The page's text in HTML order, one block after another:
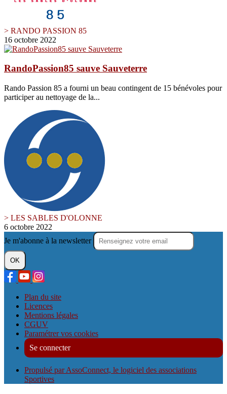
> RANDO PASSION 85
16 octobre 2022
RandoPassion85 sauve Sauveterre
Rando Passion 85 a fourni un beau contingent de 15 bénévoles pour
participer au nettoyage de la...
> LES SABLES D'OLONNE
6 octobre 2022
Je m'abonne à la newsletter
OK
Plan du site
Licences
Mentions légales
CGUV
Paramétrer vos cookies
Se connecter
Propulsé par AssoConnect, le logiciel des associations
Sportives